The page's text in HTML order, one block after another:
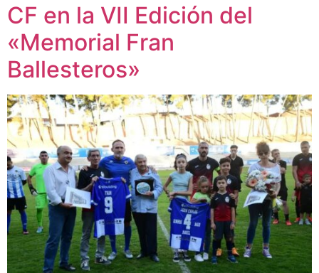
CF en la VII Edición del
«Memorial Fran
Ballesteros»